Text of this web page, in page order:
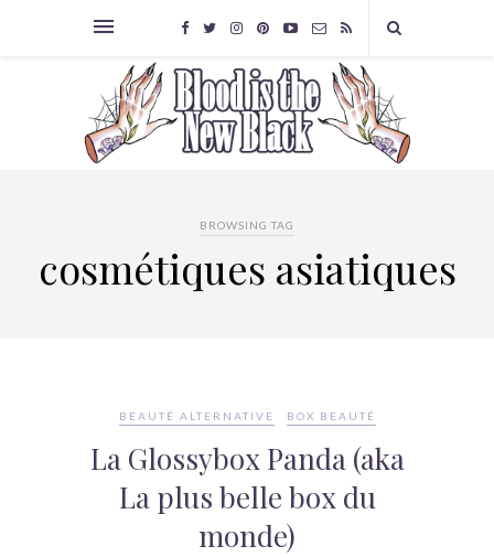
BROWSING TAG
cosmétiques asiatiques
BEAUTÉ ALTERNATIVE BOX BEAUTÉ
La Glossybox Panda (aka
La plus belle box du
monde)